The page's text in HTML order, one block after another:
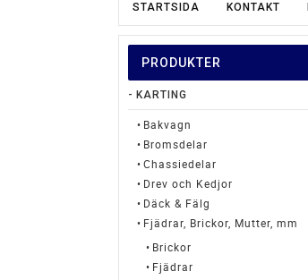
STARTSIDA KONTAKT
PRODUKTER
KARTING
Bakvagn
Bromsdelar
Chassiedelar
Drev och Kedjor
Däck & Fälg
Fjädrar, Brickor, Mutter, mm
Brickor
Fjädrar